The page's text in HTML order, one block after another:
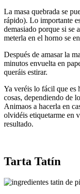
La masa quebrada se
rápido). Lo importante
demasiado porque si se
meterla en el horno se
Después de amasar la
minutos envuelta en
queráis estirar.
Ya veréis lo fácil que es
cosas, dependiendo de
Animaos a hacerla en
olvidéis etiquetarme en
resultado.
Tarta Tatín